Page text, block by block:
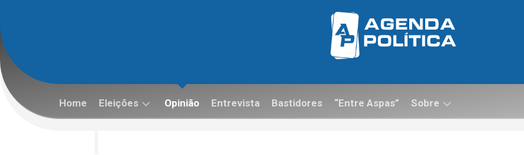
content
Home Eleições Opinião Entrevista Bastidores “Entre Aspas” Sobre